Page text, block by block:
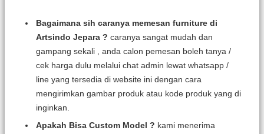
Bagaimana sih caranya memesan furniture di
Artsindo Jepara ? caranya sangat mudah dan
gampang sekali , anda calon pemesan boleh tanya /
cek harga dulu melalui chat admin lewat whatsapp /
line yang tersedia di website ini dengan cara
mengirimkan gambar produk atau kode produk yang di
inginkan.
Apakah Bisa Custom Model ? kami menerima